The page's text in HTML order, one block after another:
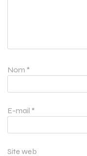
Nom *
E-mail *
Site web